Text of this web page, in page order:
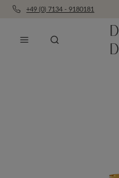
Zum Hauptinhalt springen
+49 (0) 7134 - 9180181